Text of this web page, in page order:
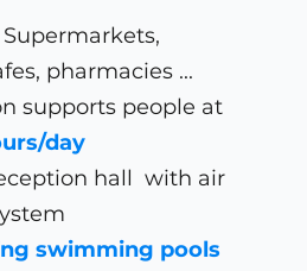
Supermarkets,
pharmacies ...
supports people at
day
hall with air
swimming pools